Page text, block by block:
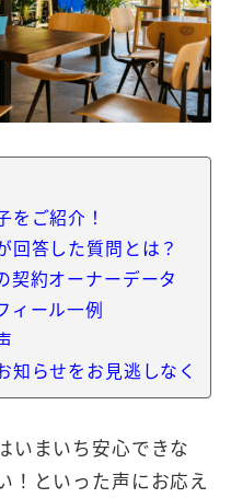
をご紹介！
回答した質問とは？
契約オーナーデータ
ィール一例
知らせをお見逃しなく
いまいち安心できな
！といった声にお応え